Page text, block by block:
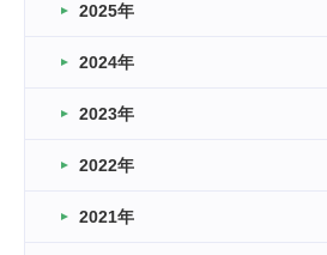
2025年
2024年
2023年
2022年
2021年